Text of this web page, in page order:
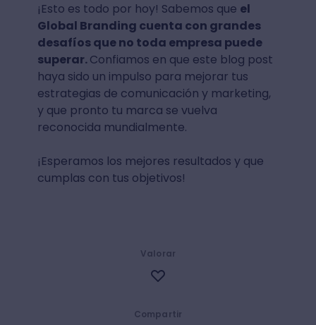
¡Esto es todo por hoy! Sabemos que el
Global Branding cuenta con grandes
desafíos que no toda empresa puede
superar.Confiamos en que este blog post
haya sido un impulso para mejorar tus
estrategias de comunicación y marketing,
y que pronto tu marca se vuelva
reconocida mundialmente.
¡Esperamos los mejores resultados y que
cumplas con tus objetivos!
Compartir
Valorar